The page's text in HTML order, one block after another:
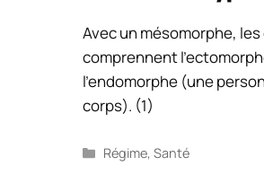
Avec un mésomorphe,
comprennent
l’endomorphe (une
corps). (1)
Catégories
Régime,Santé